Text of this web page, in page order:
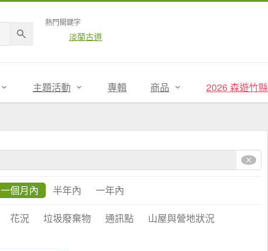
熱門關鍵字
淡蘭古道
主題活動 專輯 商品 2026 森遊竹縣
一個月內 半年內 一年內
花況 垃圾廢棄物 通訊點
山屋與營地狀況